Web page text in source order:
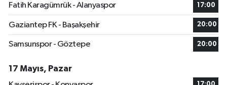
Fatih Karagümrük - Alanyaspor
17:00
Gaziantep FK - Başakşehir 20:00
Samsunspor - Göztepe 20:00
17 Mayıs, Pazar